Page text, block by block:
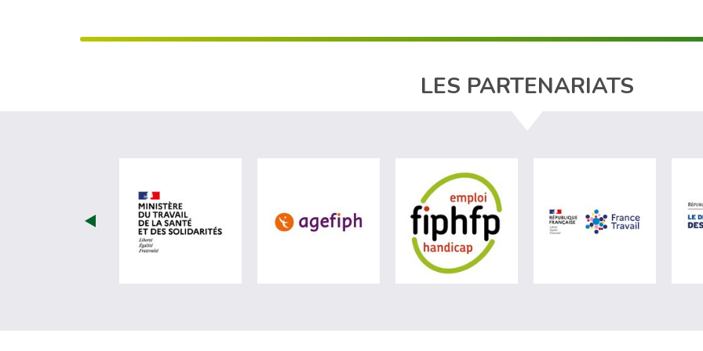
LES PARTENARIATS
visiter les site de Ministère du travail (nouvelle fenêtre)
visiter les site de Agefiph (nouvelle fenêtre)visiter les site de Fiphfp (nouvellevisiter les